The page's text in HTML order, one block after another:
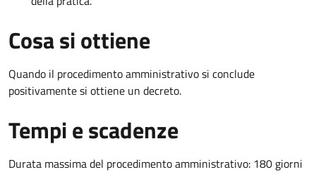
Cosa si ottiene
Quando il procedimento amministrativo si conclude
positivamente si ottiene un decreto.
Tempi e scadenze
Durata massima del procedimento amministrativo: 180 giorni